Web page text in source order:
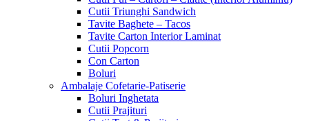
Cutii Triunghi Sandwich
Tavite Baghete – Tacos
Tavite Carton Interior Laminat
Cutii Popcorn
Con Carton
Boluri
Ambalaje Cofetarie-Patiserie
Boluri Inghetata
Cutii Prajituri